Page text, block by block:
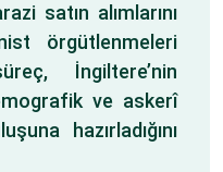
satın alımlarını
örgütlenmeleri
İngiltere’nin
ve askerî
hazırladığını